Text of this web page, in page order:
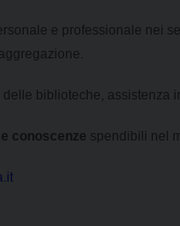
e professionale nei
biblioteche, assistenza
conoscenze spendibili nel